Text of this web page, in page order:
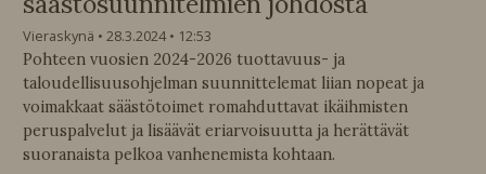
Vieraskynä 28.3.2024
12:53
Pohteen vuosien 2024-2026 tuottavuus- ja
taloudellisuusohjelman suunnittelemat liian nopeat ja
voimakkaat säästötoimet romahduttavat ikäihmisten
peruspalvelut ja lisäävät eriarvoisuutta ja herättävät
suoranaista pelkoa vanhenemista kohtaan.